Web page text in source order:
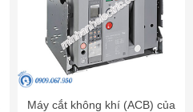
Máy cắt không khí (ACB) của